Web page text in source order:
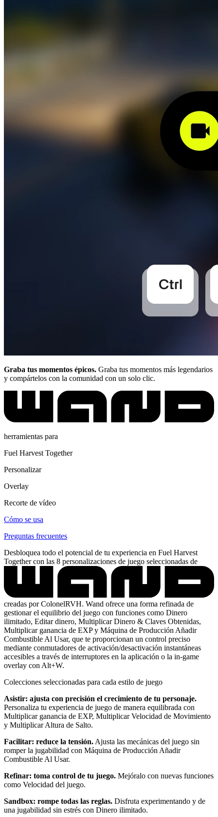
Graba tus momentos épicos. Graba tus momentos más legendarios
y compártelos con la comunidad con un solo clic.
herramientas para
Fuel Harvest Together
Personalizar
Overlay
Recorte de vídeo
Cómo se usa
Preguntas frecuentes
Desbloquea todo el potencial de tu experiencia en Fuel Harvest
Together con las 8 personalizaciones de juego seleccionadas de
creadas por ColonelRVH. Wand ofrece una forma refinada de
gestionar el equilibrio del juego con funciones como Dinero
ilimitado, Editar dinero, Multiplicar Dinero & Claves Obtenidas,
Multiplicar ganancia de EXP y Máquina de Producción Añadir
Combustible Al Usar, que te proporcionan un control preciso
mediante conmutadores de activación/desactivación instantáneas
accesibles a través de interruptores en la aplicación o la in-game
overlay con Alt+W.
Colecciones seleccionadas para cada estilo de juego
Asistir: ajusta con precisión el crecimiento de tu personaje.
Personaliza tu experiencia de juego de manera equilibrada con
Multiplicar ganancia de EXP, Multiplicar Velocidad de Movimiento
y Multiplicar Altura de Salto.
Facilitar: reduce la tensión. Ajusta las mecánicas del juego sin
romper la jugabilidad con Máquina de Producción Añadir
Combustible Al Usar.
Refinar: toma control de tu juego. Mejóralo con nuevas funciones
como Velocidad del juego.
Sandbox: rompe todas las reglas. Disfruta experimentando y de
una jugabilidad sin estrés con Dinero ilimitado.